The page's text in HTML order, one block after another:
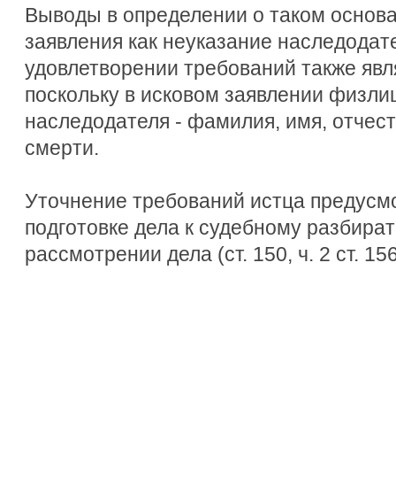
Выводы в определении о таком
заявления как неуказание
удовлетворении требований также
поскольку в исковом заявлении
наследодателя - фамилия, имя,
смерти.
Уточнение требований истца
подготовке дела к судебному
рассмотрении дела (ст. 150, ч. 2 ст.